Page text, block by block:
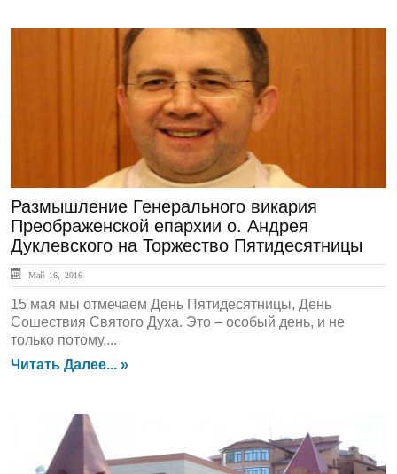
СЛОВО ПАСТЫРЯ
Размышление Генерального викария
Преображенской епархии о. Андрея
Дуклевского на Торжество Пятидесятницы
Май 16, 2016
15 мая мы отмечаем День Пятидесятницы, День
Сошествия Святого Духа. Это – особый день, и не
только потому,...
Читать Далее... »
ЛЕНТА НОВОСТЕЙ